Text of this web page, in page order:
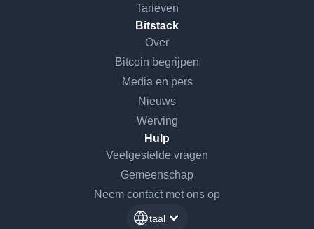
Tarieven
Bitstack
Over
Bitcoin begrijpen
Media en pers
Nieuws
Werving
Hulp
Veelgestelde vragen
Gemeenschap
Neem contact met ons op
taal